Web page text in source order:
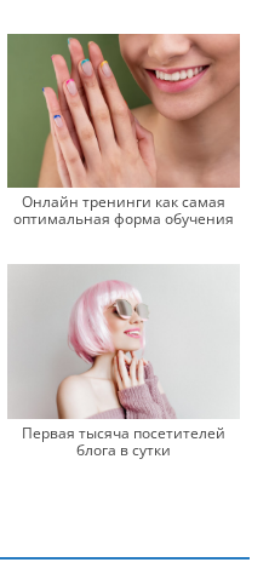
Онлайн тренинги как самая
оптимальная форма обучения
Первая тысяча посетителей
блога в сутки